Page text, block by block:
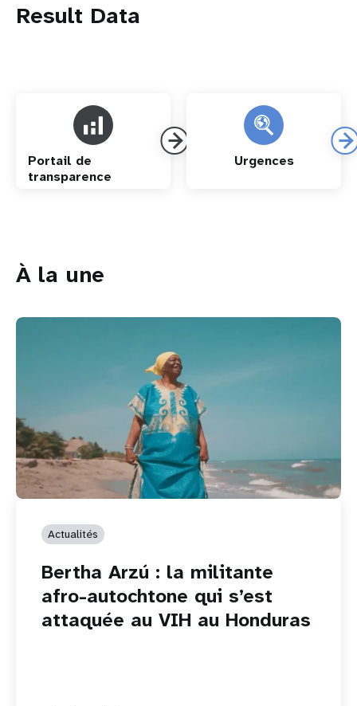
Result Data
Portail de
transparence
Urgences
À la une
Actualités
Bertha Arzú : la militante
afro-autochtone qui s’est
attaquée au VIH au Honduras